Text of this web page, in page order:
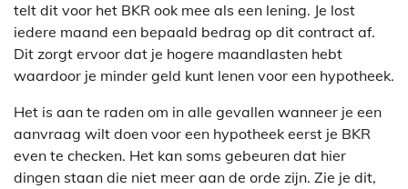
telt dit voor het BKR ook mee als een lening. Je lost
iedere maand een bepaald bedrag op dit contract af.
Dit zorgt ervoor dat je hogere maandlasten hebt
waardoor je minder geld kunt lenen voor een hypotheek.
Het is aan te raden om in alle gevallen wanneer je een
aanvraag wilt doen voor een hypotheek eerst je BKR
even te checken. Het kan soms gebeuren dat hier
dingen staan die niet meer aan de orde zijn. Zie je dit,